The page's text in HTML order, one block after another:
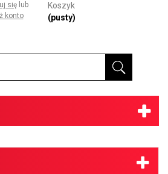
się lub
konto
Koszyk
(pusty)